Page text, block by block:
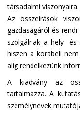
társadalmi viszonyaira.
Az összeírások
gazdaságáról és
szolgálnak a hely- és
hiszen a korabeli
alig rendelkezünk
A kiadvány az
tartalmazza. A
személynevek